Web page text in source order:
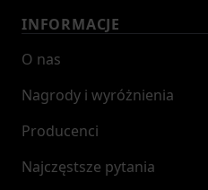
INFORMACJE
O nas
Nagrody i wyróżnienia
Producenci
Najczęstsze pytania